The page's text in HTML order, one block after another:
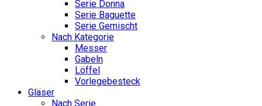
Serie Donna
Serie Baguette
Serie Gemischt
Nach Kategorie
Messer
Gabeln
Löffel
Vorlegebesteck
Gläser
Nach Serie